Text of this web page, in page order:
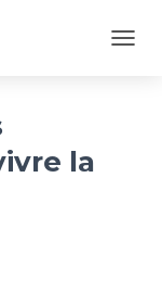
la